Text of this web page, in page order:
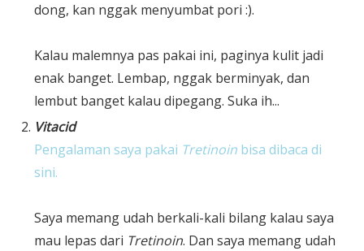
dong, kan nggak menyumbat pori :).
Kalau malemnya pas pakai ini, paginya kulit jadi
enak banget. Lembap, nggak berminyak, dan
lembut banget kalau dipegang. Suka ih...
Vitacid
Pengalaman saya pakai Tretinoin bisa dibaca di
sini.
Saya memang udah berkali-kali bilang kalau saya
mau lepas dari Tretinoin. Dan saya memang udah